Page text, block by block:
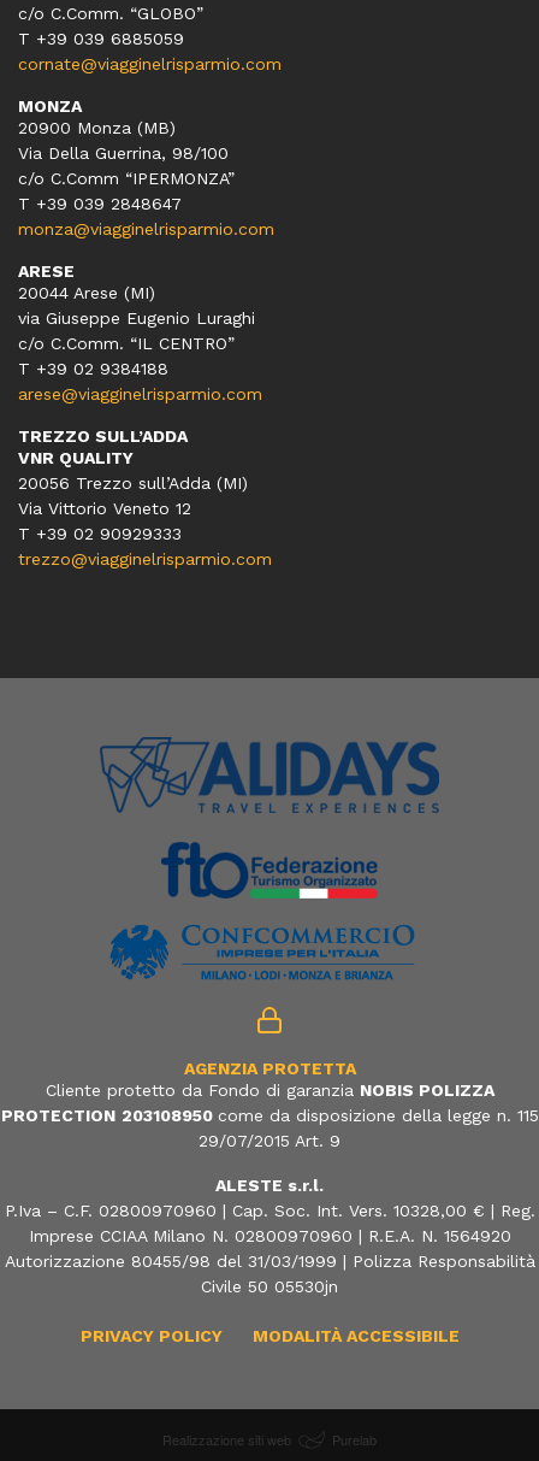
c/o C.Comm. “GLOBO”
T +39 039 6885059
cornate@viagginelrisparmio.com
MONZA
20900 Monza (MB)
Via Della Guerrina, 98/100
c/o C.Comm “IPERMONZA”
T +39 039 2848647
monza@viagginelrisparmio.com
ARESE
20044 Arese (MI)
via Giuseppe Eugenio Luraghi
c/o C.Comm. “IL CENTRO”
T +39 02 9384188
arese@viagginelrisparmio.com
TREZZO SULL’ADDA
VNR QUALITY
20056 Trezzo sull’Adda (MI)
Via Vittorio Veneto 12
T +39 02 90929333
trezzo@viagginelrisparmio.com
AGENZIA PROTETTA
Cliente protetto da Fondo di garanzia NOBIS POLIZZA
PROTECTION 203108950 come da disposizione della legge n. 115
29/07/2015 Art. 9
ALESTE s.r.l.
P.Iva – C.F. 02800970960 | Cap. Soc. Int. Vers. 10328,00 € | Reg.
Imprese CCIAA Milano N. 02800970960 | R.E.A. N. 1564920
Autorizzazione 80455/98 del 31/03/1999 | Polizza Responsabilità
Civile 50 05530jn
PRIVACY POLICY MODALITÀ ACCESSIBILE
Realizzazione siti web Purelab